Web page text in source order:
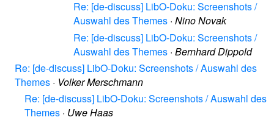
Re: [de-discuss] LibO-Doku: Screenshots /
Auswahl des Themes · Nino Novak
Re: [de-discuss] LibO-Doku: Screenshots /
Auswahl des Themes · Bernhard Dippold
Re: [de-discuss] LibO-Doku: Screenshots / Auswahl des
Themes · Volker Merschmann
Re: [de-discuss] LibO-Doku: Screenshots / Auswahl des
Themes · Uwe Haas